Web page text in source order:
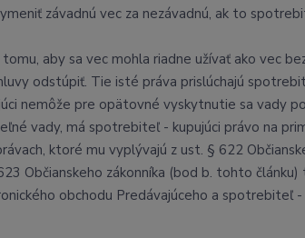
závadnú vec za nezávadnú, ak to
aby sa vec mohla riadne užívať ako vec
odstúpiť. Tie isté práva prislúchajú
nemôže pre opätovné vyskytnutie sa vady
vady, má spotrebiteľ - kupujúci právo na
ktoré mu vyplývajú z ust. § 622
Občianskeho zákonníka (bod b. tohto
obchodu Predávajúceho a spotrebiteľ -